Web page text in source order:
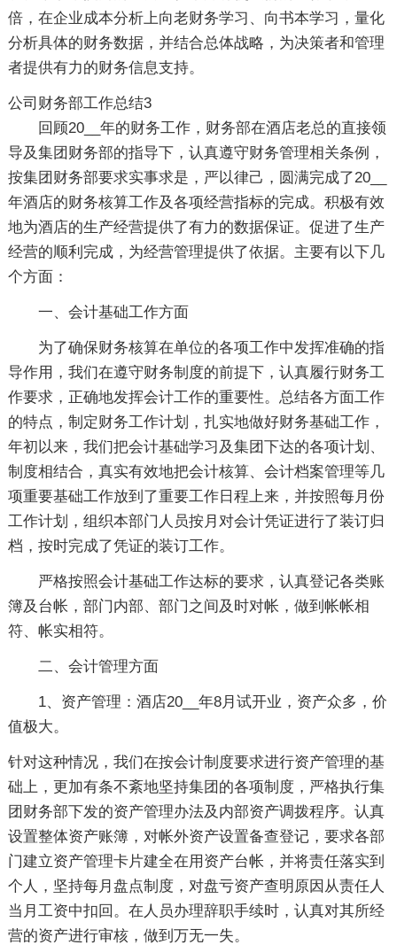
倍，在企业成本分析上向老财务学习、向书本学习，量化
分析具体的财务数据，并结合总体战略，为决策者和管理
者提供有力的财务信息支持。
公司财务部工作总结3
回顾20__年的财务工作，财务部在酒店老总的直接领
导及集团财务部的指导下，认真遵守财务管理相关条例，
按集团财务部要求实事求是，严以律己，圆满完成了20__
年酒店的财务核算工作及各项经营指标的完成。积极有效
地为酒店的生产经营提供了有力的数据保证。促进了生产
经营的顺利完成，为经营管理提供了依据。主要有以下几
个方面：
一、会计基础工作方面
为了确保财务核算在单位的各项工作中发挥准确的指
导作用，我们在遵守财务制度的前提下，认真履行财务工
作要求，正确地发挥会计工作的重要性。总结各方面工作
的特点，制定财务工作计划，扎实地做好财务基础工作，
年初以来，我们把会计基础学习及集团下达的各项计划、
制度相结合，真实有效地把会计核算、会计档案管理等几
项重要基础工作放到了重要工作日程上来，并按照每月份
工作计划，组织本部门人员按月对会计凭证进行了装订归
档，按时完成了凭证的装订工作。
严格按照会计基础工作达标的要求，认真登记各类账
簿及台帐，部门内部、部门之间及时对帐，做到帐帐相
符、帐实相符。
二、会计管理方面
1、资产管理：酒店20__年8月试开业，资产众多，价
值极大。
针对这种情况，我们在按会计制度要求进行资产管理的基
础上，更加有条不紊地坚持集团的各项制度，严格执行集
团财务部下发的资产管理办法及内部资产调拨程序。认真
设置整体资产账簿，对帐外资产设置备查登记，要求各部
门建立资产管理卡片建全在用资产台帐，并将责任落实到
个人，坚持每月盘点制度，对盘亏资产查明原因从责任人
当月工资中扣回。在人员办理辞职手续时，认真对其所经
营的资产进行审核，做到万无一失。